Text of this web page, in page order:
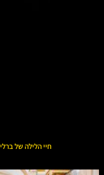
חיי הלילה של